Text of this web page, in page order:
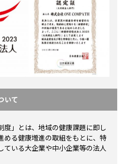
いて
度」とは、地域の健康課題に即し
める健康増進の取組をもとに、特
ている大企業や中小企業等の法人